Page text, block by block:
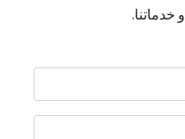
خدماتنا.